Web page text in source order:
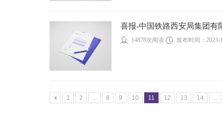
喜报-中国铁路西安局集团有
14878次阅读 发布时间：2023-
1 2 ... 8 9 10 11 12 13 14 ...